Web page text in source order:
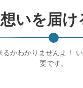
いを届け
かわかりませんよ！
要です。